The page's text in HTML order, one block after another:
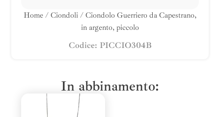
Home / Ciondoli / Ciondolo Guerriero da Capestrano,
in argento, piccolo
Codice: PICCIO304B
In abbinamento: